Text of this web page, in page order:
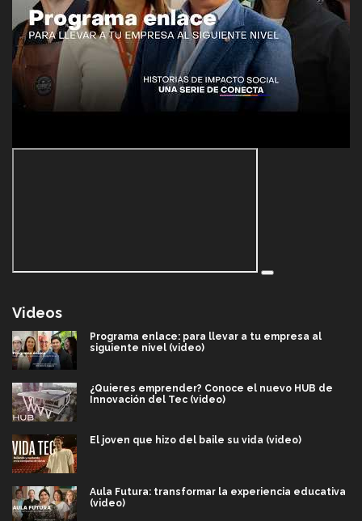
Videos
Programa enlace: para llevar a tu empresa al
siguiente nivel (video)
¿Quieres emprender? Conoce el nuevo HUB de
Innovación del Tec (video)
El joven que hizo del baile su vida (video)
Aula Futura: transformar la experiencia educativa
(video)